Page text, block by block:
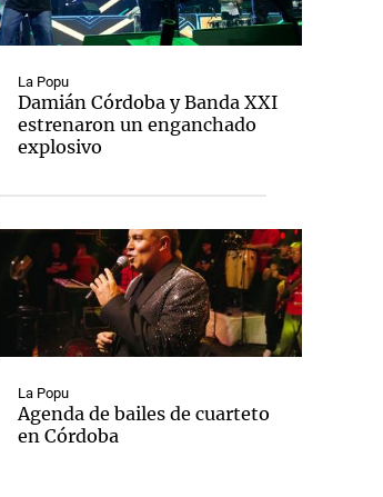
La Popu
Damián Córdoba y Banda XXI
estrenaron un enganchado
explosivo
La Popu
Agenda de bailes de cuarteto
en Córdoba